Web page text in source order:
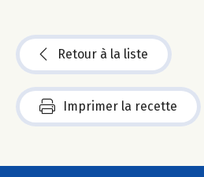
Retour à la liste
Imprimer la recette